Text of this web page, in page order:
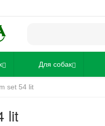
Для собак
set 54 lit
lit